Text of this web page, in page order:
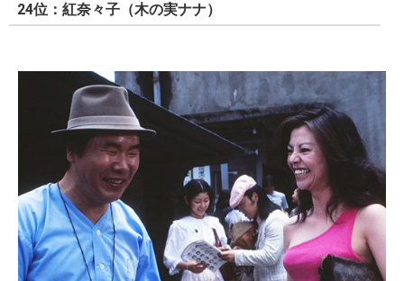
24位：紅奈々子（木の実ナナ）